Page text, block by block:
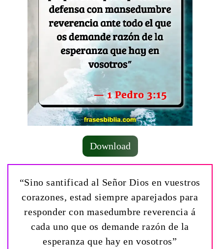
Download
“Sino santificad al Señor Dios en vuestros
corazones, estad siempre aparejados para
responder con masedumbre reverencia á
cada uno que os demande razón de la
esperanza que hay en vosotros”